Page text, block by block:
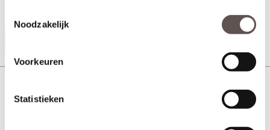
Noodzakelijk
Voorkeuren
Statistieken